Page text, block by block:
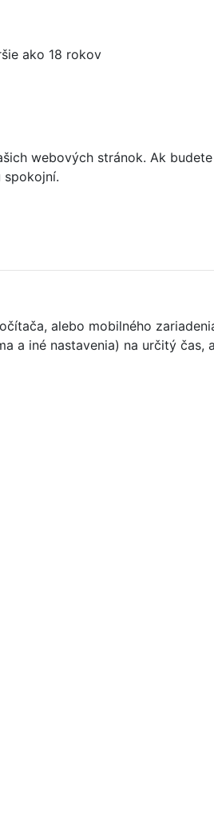
ako 18 rokov
webových stránok. Ak budete
alebo mobilného
a iné nastavenia) na určitý